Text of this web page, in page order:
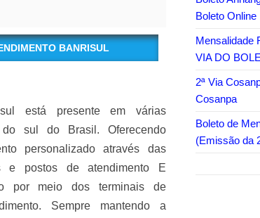
BANRISUL
está presente em várias
do sul do Brasil. Oferecendo
personalizado através das
e postos de atendimento E
por meio dos terminais de
Sempre mantendo a
Boleto Online
Mensalidade
VIA DO
2ª Via
Cosanpa
Boleto de
(Emissão da